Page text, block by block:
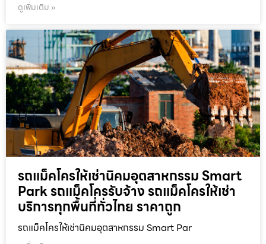
ดูเพิ่มเติม »
รถแม็คโครให้เช่านิคมอุตสาหกรรม Smart
Park รถแม็คโครรับจ้าง รถแม็คโครให้เช่า
บริการทุกพื้นที่ทั่วไทย ราคาถูก
รถแม็คโครให้เช่านิคมอุตสาหกรรม Smart Par